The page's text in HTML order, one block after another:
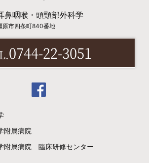
鼻咽喉・頭頸部外科学
市四条町840番地
0744-22-3051
附属病院
附属病院 臨床研修センター